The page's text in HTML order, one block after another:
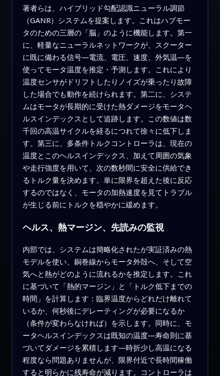
著者らは、ハイブリッド勾配認識ニューラル調節
（GANR）システムを提案します。これはハブモー
タのための三層の「脳」のように機能します。第一
に、軽量なニューラルネットワークが、スクーター
に既に備わる信号—電流、電圧、速度、外気温—を
使ってモータ温度を推定・予測します。これにより
温度センサがドリフトしたりノイズが乗ったり故障
した場合でも動作を続けられます。第二に、システ
ムはモータが長期的に受けた熱ダメージをモータヘ
ルスインデックスとして追跡します。この数値は数
千回の高温サイクルを経るにつれて徐々に低下しま
す。第三に、多条件トルクコントローラは、現在の
温度とこのヘルスインデックス、加えて周囲の気象
や走行強度を用いて、次の数秒間に安全に供給でき
るトルク量を決めます。単に限界を超えた後に反応
するのではなく、モータの加熱速度を見てトラブル
が生じる前にトルクを穏やかに緩めます。
ヘルス、熱マージン、先読みの監視
内部では、システムは簡略化されたが実証済みの熱
モデルを使い、銅巻線からモータ外殻へ、そして空
気へと熱がどのように流れるかを推定します。これ
に基づいて「熱的マージン」と「トルク低下までの
時間」を計算します：臨界温度からどれだけ離れて
いるか、何秒後にデレーティングが必要になるか
（条件が変わらなければ）を示します。同時に、モ
ータヘルスインデックスは既知の温度—寿命則に基
づいてダメージを累積します—時折少し高温になる
程度なら問題ありませんが、限界付近で長時間稼働
すると明らかに残寿命が減ります。コントローラは